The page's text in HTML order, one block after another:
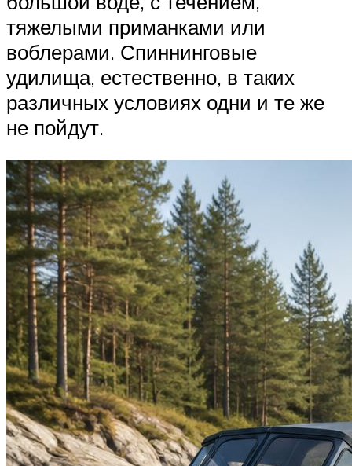
тяжелыми приманками или
воблерами. Спиннинговые
удилища, естественно, в таких
различных условиях одни и те же
не пойдут.